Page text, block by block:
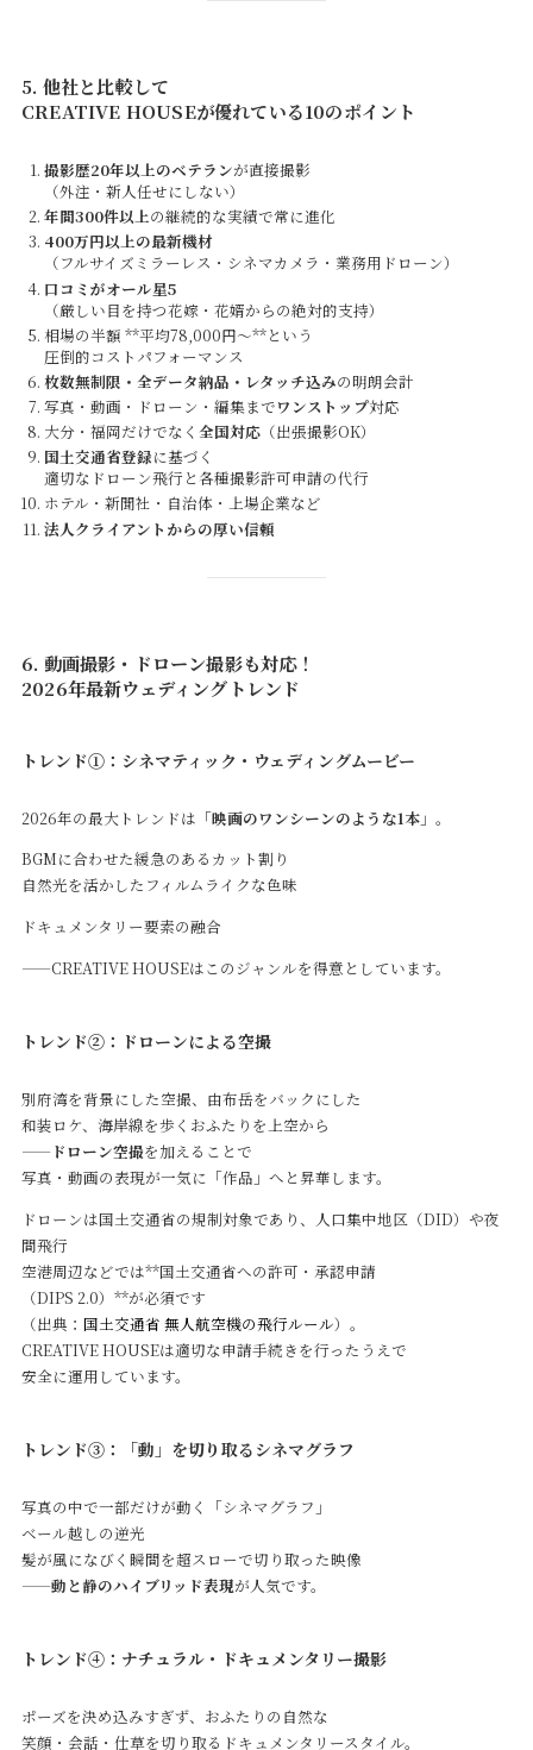
5. 他社と比較して
CREATIVE HOUSEが優れている10のポイント
撮影歴20年以上のベテランが直接撮影
（外注・新人任せにしない）
年間300件以上の継続的な実績で常に進化
400万円以上の最新機材
（フルサイズミラーレス・シネマカメラ・業務用ドローン）
口コミがオール星5
（厳しい目を持つ花嫁・花婿からの絶対的支持）
相場の半額 **平均78,000円～**という
圧倒的コストパフォーマンス
枚数無制限・全データ納品・レタッチ込みの明朗会計
写真・動画・ドローン・編集までワンストップ対応
大分・福岡だけでなく 全国対応（出張撮影OK）
国土交通省登録に基づく
適切なドローン飛行と各種撮影許可申請の代行
ホテル・新聞社・自治体・上場企業など
法人クライアントからの厚い信頼
6. 動画撮影・ドローン撮影も対応！
2026年最新ウェディングトレンド
トレンド①：シネマティック・ウェディングムービー
2026年の最大トレンドは「映画のワンシーンのような1本」。
BGMに合わせた緩急のあるカット割り
自然光を活かしたフィルムライクな色味
ドキュメンタリー要素の融合
——CREATIVE HOUSEはこのジャンルを得意としています。
トレンド②：ドローンによる空撮
別府湾を背景にした空撮、由布岳をバックにした
和装ロケ、海岸線を歩くおふたりを上空から
——ドローン空撮を加えることで
写真・動画の表現が一気に「作品」へと昇華します。
ドローンは国土交通省の規制対象であり、人口集中地区（DID）や夜
間飛行
空港周辺などでは**国土交通省への許可・承認申請
（DIPS 2.0）**が必須です
（出典： 国土交通省 無人航空機の飛行ルール）。
CREATIVE HOUSEは適切な申請手続きを行ったうえで
安全に運用しています。
トレンド③：「動」を切り取るシネマグラフ
写真の中で一部だけが動く「シネマグラフ」
ベール越しの逆光
髪が風になびく瞬間を超スローで切り取った映像
——動と静のハイブリッド表現が人気です。
トレンド④：ナチュラル・ドキュメンタリー撮影
ポーズを決め込みすぎず、おふたりの自然な
笑顔・会話・仕草を切り取るドキュメンタリースタイル。